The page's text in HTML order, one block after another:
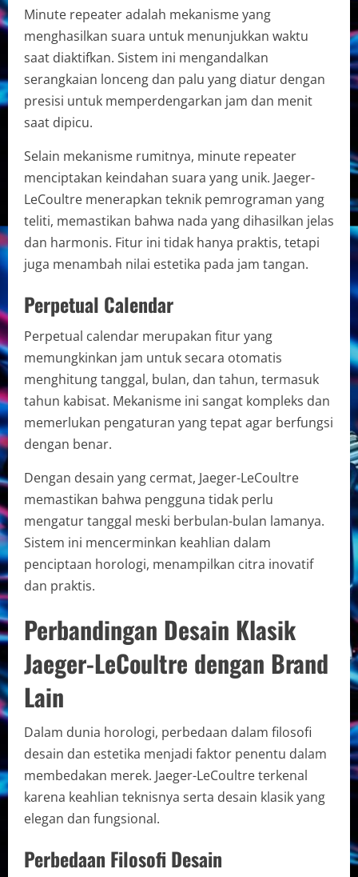
Minute repeater adalah mekanisme yang
menghasilkan suara untuk menunjukkan waktu
saat diaktifkan. Sistem ini mengandalkan
serangkaian lonceng dan palu yang diatur dengan
presisi untuk memperdengarkan jam dan menit
saat dipicu.
Selain mekanisme rumitnya, minute repeater
menciptakan keindahan suara yang unik. Jaeger-
LeCoultre menerapkan teknik pemrograman yang
teliti, memastikan bahwa nada yang dihasilkan jelas
dan harmonis. Fitur ini tidak hanya praktis, tetapi
juga menambah nilai estetika pada jam tangan.
Perpetual Calendar
Perpetual calendar merupakan fitur yang
memungkinkan jam untuk secara otomatis
menghitung tanggal, bulan, dan tahun, termasuk
tahun kabisat. Mekanisme ini sangat kompleks dan
memerlukan pengaturan yang tepat agar berfungsi
dengan benar.
Dengan desain yang cermat, Jaeger-LeCoultre
memastikan bahwa pengguna tidak perlu
mengatur tanggal meski berbulan-bulan lamanya.
Sistem ini mencerminkan keahlian dalam
penciptaan horologi, menampilkan citra inovatif
dan praktis.
Perbandingan Desain Klasik
Jaeger-LeCoultre dengan Brand
Lain
Dalam dunia horologi, perbedaan dalam filosofi
desain dan estetika menjadi faktor penentu dalam
membedakan merek. Jaeger-LeCoultre terkenal
karena keahlian teknisnya serta desain klasik yang
elegan dan fungsional.
Perbedaan Filosofi Desain